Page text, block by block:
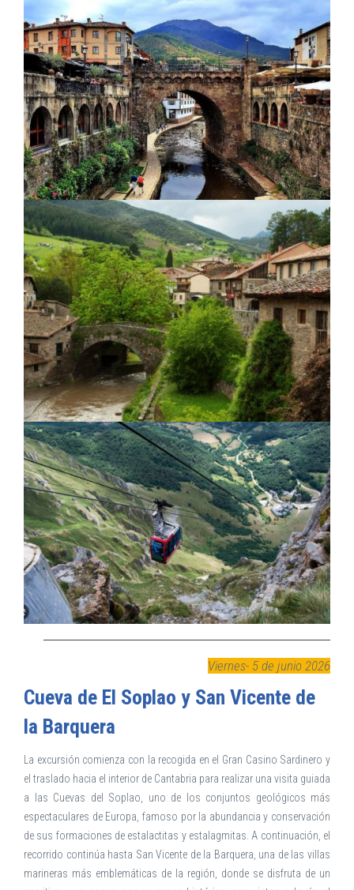
Viernes- 5 de junio 2026
Cueva de El Soplao y San Vicente de
la Barquera
La excursión comienza con la recogida en el Gran Casino Sardinero y
el traslado hacia el interior de Cantabria para realizar una visita guiada
a las Cuevas del Soplao, uno de los conjuntos geológicos más
espectaculares de Europa, famoso por la abundancia y conservación
de sus formaciones de estalactitas y estalagmitas. A continuación, el
recorrido continúa hasta San Vicente de la Barquera, una de las villas
marineras más emblemáticas de la región, donde se disfruta de un